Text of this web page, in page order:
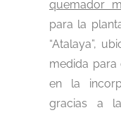
quemador
para la
“Atalaya”,
medida para
en la
gracias a